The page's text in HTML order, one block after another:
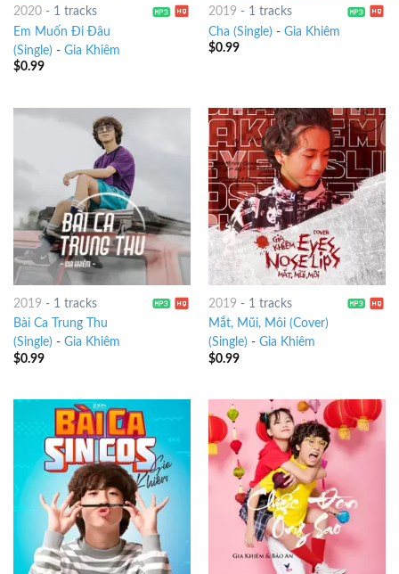
2020- 1 tracks
Em Muốn Đi Đâu
(Single) - Gia Khiêm
$0.99
2019 - 1 tracks
Cha (Single) - Gia Khiêm
$0.99
2019 - 1 tracks
Bài Ca Trung Thu
(Single) - Gia Khiêm
$0.99
2019 - 1 tracks
Mắt, Mũi, Môi (Cover)
(Single) - Gia Khiêm
$0.99